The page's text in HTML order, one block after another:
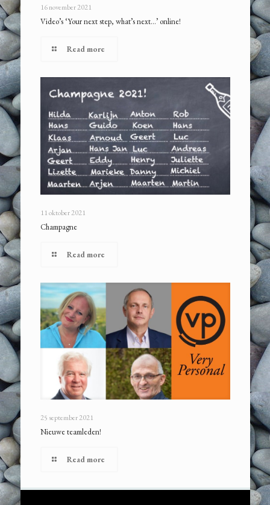
16 november 2021
Video’s ‘Your next step, what’s next…’ online!
Read more
11 oktober 2021
Champagne
Read more
25 september 2021
Nieuwe teamleden!
Read more